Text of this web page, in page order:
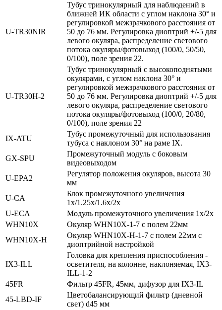
U‑TR30NIR
Тубус тринокулярный для наблюдений в
ближней ИК области с углом наклона 30° и
регулировкой межзрачкового расстояния от
50 до 76 мм. Регулировка диоптрий +/-5 для
левого окуляра, распределение светового
потока окуляры/фотовыход (100/0, 50/50,
0/100), поле зрения 22.
U‑TR30H‑2
Тубус тринокулярный с высокоподнятыми
окулярами, с углом наклона 30° и
регулировкой межзрачкового расстояния от
50 до 76 мм. Регулировка диоптрий +/-5 для
левого окуляра, распределение светового
потока окуляры/фотовыход (100/0, 20/80,
0/100), поле зрения 22
IX‑ATU
Тубус промежуточный для использования
тубуса с наклоном 30° на раме IX.
GX‑SPU
Промежуточный модуль с боковым
видеовыходом
U‑EPA2
Регулятор положения окуляров, высота 30
мм
U‑CA
Блок промежуточного увеличения
1x/1.25x/1.6x/2x
U‑ECA
Модуль промежуточного увеличения 1х/2х
WHN10X
Окуляр WHN10X-1-7 с полем 22мм
WHN10X‑H
Окуляр WHN10X-H-1-7 с полем 22мм с
диоптрийной настройкой
IX3‑ILL
Головка для крепления приспособления -
осветителя, на колонне, наклоняемая, IX3-
ILL-1-2
45FR
Фильтр 45FR, 45мм, дифузор для IX3-IL
45‑LBD‑IF
Цветобалансирующий фильтр (дневной
свет) d45 мм